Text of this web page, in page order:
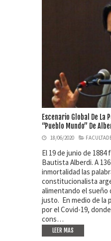
Escenario Global De La
“Pueblo Mundo” De
18/06/2020
El 19 de junio de 1884
Bautista Alberdi. A
inmortalidad las
constitucionalista
alimentando el sueño
justo. En medio de la
por el Covid-19,
cons…
LEER MAS